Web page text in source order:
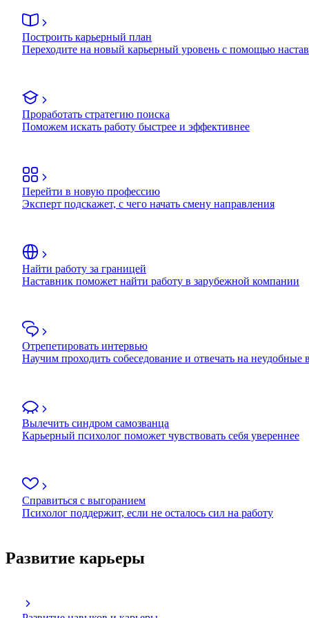
Построить карьерный план
Переходите на новый карьерный уровень с помощью
Проработать стратегию поиска
Поможем искать работу быстрее и эффективнее
Перейти в новую профессию
Эксперт подскажет, с чего начать смену направления
Найти работу за границей
Наставник поможет найти работу в зарубежной компании
Отрепетировать интервью
Научим проходить собеседование и отвечать на неудобные
Вылечить синдром самозванца
Карьерный психолог поможет чувствовать себя увереннее
Справиться с выгоранием
Психолог поддержит, если не осталось сил на работу
Развитие карьеры